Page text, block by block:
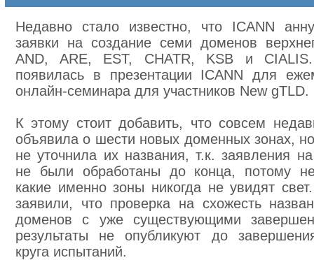
Недавно стало известно, что ICANN
заявки на создание семи доменов
AND, ARE, EST, CHATR, KSB и
появилась в презентации ICANN для
онлайн-семинара для участников New gTLD.
К этому стоит добавить, что совсем
объявила о шести новых доменных зонах,
не уточнила их названия, т.к. заявления
не были обработаны до конца, потому
какие именно зоны никогда не увидят
заявили, что проверка на схожесть
доменов с уже существующими
результаты не опубликуют до
круга испытаний.